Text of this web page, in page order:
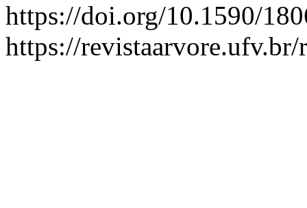
https://doi.org/10.1590/
https://